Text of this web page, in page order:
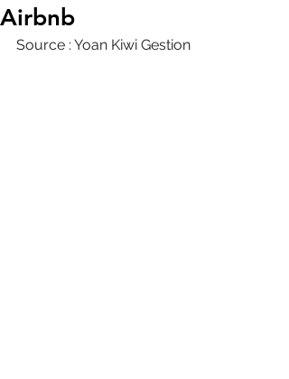
Airbnb
Source : Yoan Kiwi Gestion